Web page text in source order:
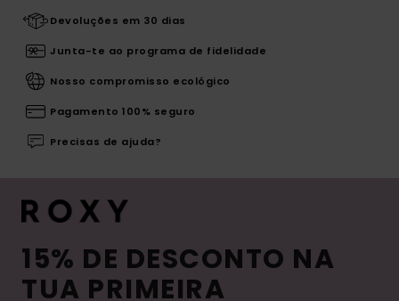
Devoluções em 30 dias
Junta-te ao programa de fidelidade
Nosso compromisso ecológico
Pagamento 100% seguro
Precisas de ajuda?
15% DE DESCONTO NA
TUA PRIMEIRA